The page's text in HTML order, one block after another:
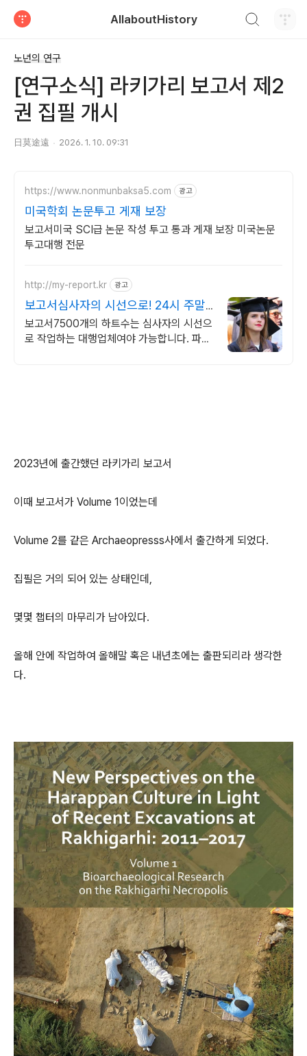
AllaboutHistory
노년의 연구
[연구소식] 라키가리 보고서 제2
권 집필 개시
日莫途遠 2026. 1. 10. 09:31
https://www.nonmunbaksa5.com 광고
미국학회 논문투고 게재 보장
보고서미국 SCI급 논문 작성 투고 통과 게재 보장 미국논문
투고대행 전문
http://my-report.kr 광고
보고서심사자의 시선으로! 24시 주말
상담 가능 저렴
보고서7500개의 하트수는 심사자의 시선으
로 작업하는 대행업체여야 가능합니다. 파트
2023년에 출간했던 라키가리 보고서
이때 보고서가 Volume 1이었는데
Volume 2를 같은 Archaeopresss사에서 출간하게 되었다.
집필은 거의 되어 있는 상태인데,
몇몇 챕터의 마무리가 남아있다.
올해 안에 작업하여 올해말 혹은 내년초에는 출판되리라 생각한
다.